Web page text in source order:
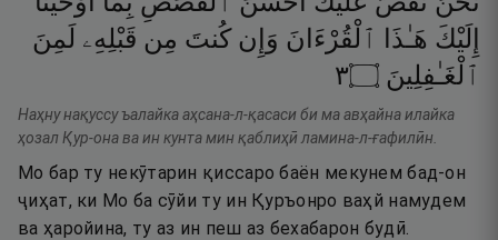
إِلَيْكَ هَـٰذَا ٱلْقُرْءَانَ وَإِن كُنتَ مِن قَبْلِهِۦ لَمِنَ
ٱلْغَـٰفِلِينَ ۝٣
Наҳну нақуссу ъалайка аҳсана-л-қасаси би ма авҳайна илайка
ҳозал Қур-она ва ин кунта мин қаблиҳӣ ламина-л-ғафилӣн.
Мо бар ту некӯтарин қиссаро баён мекунем бад-он
ҷиҳат, ки Мо ба сӯйи ту ин Қуръонро ваҳй намудем
ва ҳаройина, ту аз ин пеш аз бехабарон будӣ.